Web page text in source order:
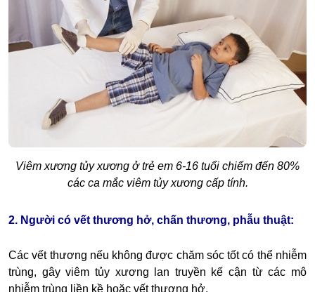
Viêm xương tủy xương ở trẻ em 6-16 tuổi chiếm đến 80%
các ca mắc viêm tủy xương cấp tính.
2. Người có vết thương hở, chấn thương, phẫu thuật:
Các vết thương nếu không được chăm sóc tốt có thể nhiễm
trùng, gây viêm tủy xương lan truyền kế cận từ các mô
nhiễm trùng liền kề hoặc vết thương hở.